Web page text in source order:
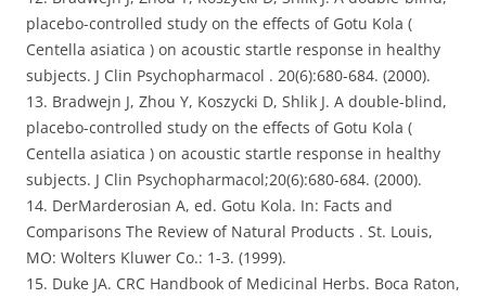
placebo-controlled study on the effects of Gotu Kola (
Centella asiatica ) on acoustic startle response in healthy
subjects. J Clin Psychopharmacol . 20(6):680-684. (2000).
13. Bradwejn J, Zhou Y, Koszycki D, Shlik J. A double-blind,
placebo-controlled study on the effects of Gotu Kola (
Centella asiatica ) on acoustic startle response in healthy
subjects. J Clin Psychopharmacol;20(6):680-684. (2000).
14. DerMarderosian A, ed. Gotu Kola. In: Facts and
Comparisons The Review of Natural Products . St. Louis,
MO: Wolters Kluwer Co.: 1-3. (1999).
15. Duke JA. CRC Handbook of Medicinal Herbs. Boca Raton,